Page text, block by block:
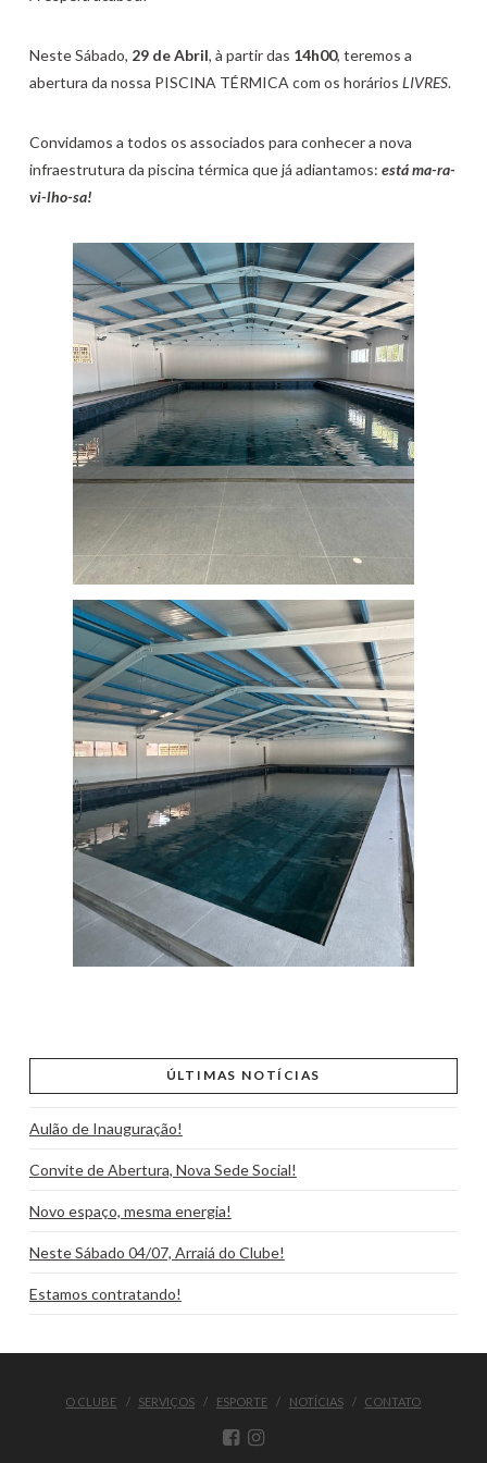
Neste Sábado, 29 de Abril, à partir das 14h00, teremos a
abertura da nossa PISCINA TÉRMICA com os horários LIVRES.
Convidamos a todos os associados para conhecer a nova
infraestrutura da piscina térmica que já adiantamos: está ma-ra-
vi-lho-sa!
ÚLTIMAS NOTÍCIAS
Aulão de Inauguração!
Convite de Abertura, Nova Sede Social!
Novo espaço, mesma energia!
Neste Sábado 04/07, Arraiá do Clube!
Estamos contratando!
O CLUBE SERVIÇOS ESPORTE NOTÍCIAS CONTATO